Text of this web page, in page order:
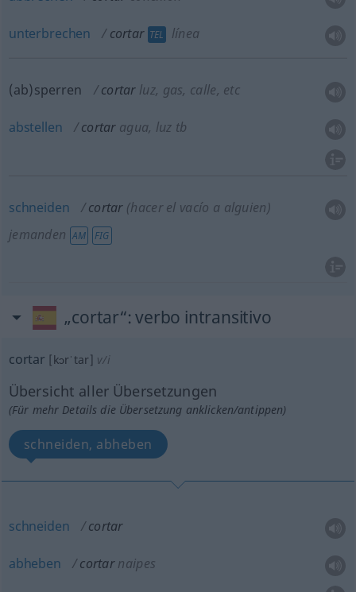
unterbrechen cortar TEL línea
(ab)sperren cortar luz, gas, calle, etc
abstellen cortar agua, luz tb
schneiden cortar (hacer el vacío a alguien)
jemanden AM FIG
„cortar“: verbo intransitivo
cortar [kɔrˈtar] v/i
Übersicht aller Übersetzungen
(Für mehr Details die Übersetzung anklicken/antippen)
schneiden, abheben
schneiden cortar
abheben cortar naipes